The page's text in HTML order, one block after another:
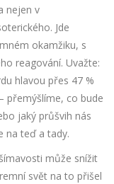
nejen v
Jde
okamžiku, s
reagování. Uvažte:
hlavou přes 47 %
přemýšlíme, co bude
jaký průšvih nás
na teď a tady.
může snížit
svět na to přišel